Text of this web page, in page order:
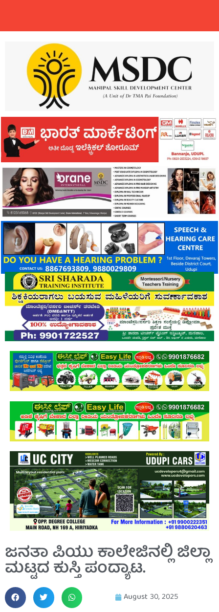
ಜನತಾ ಪಿಯು ಕಾಲೇಜಿನಲ್ಲಿ ಜಿಲ್ಲಾ
ಮಟ್ಟದ ಕುಸ್ತಿ ಪಂದ್ಯಾಟ.
August 30, 2025